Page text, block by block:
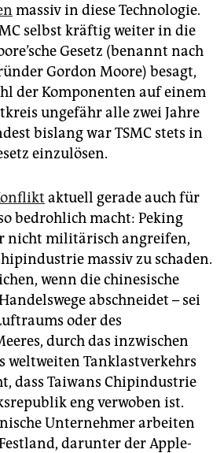
massiv in diese Technologie.
selbst kräftig weiter in die
Gesetz (benannt nach
Gordon Moore) besagt,
der Komponenten auf einem
ungefähr alle zwei Jahre
bislang war TSMC stets in
einzulösen.
aktuell gerade auch für
bedrohlich macht: Peking
nicht militärisch angreifen,
massiv zu schaden.
wenn die chinesische
abschneidet – sei
oder des
durch das inzwischen
weltweiten Tanklastverkehrs
dass Taiwans Chip­industrie
eng verwoben ist.
Unternehmer arbeiten
darunter der Apple-